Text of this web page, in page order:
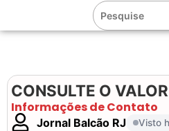
CONSULTE O VALOR
Informações de Contato
Jornal Balcão RJ Visto